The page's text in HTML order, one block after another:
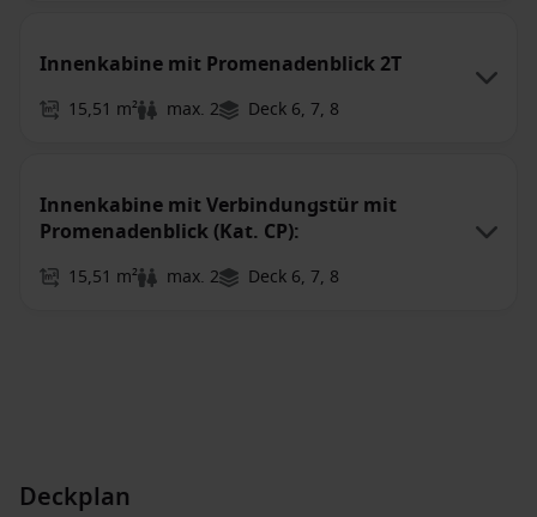
Innenkabine mit Promenadenblick 2T
15,51 m² max. 2 Deck 6, 7, 8
Innenkabine mit Verbindungstür mit
Promenadenblick (Kat. CP):
15,51 m² max. 2 Deck 6, 7, 8
Deckplan